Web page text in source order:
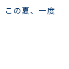
この夏、一度